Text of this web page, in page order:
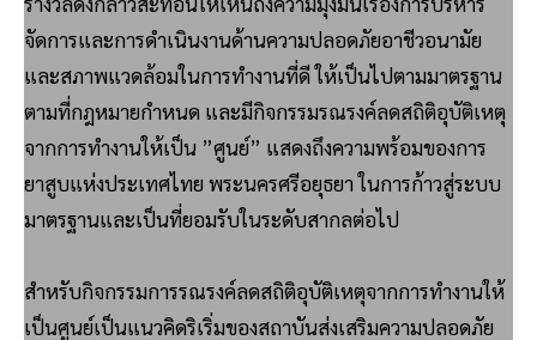
จัดการและการดำเนินงานด้านความปลอดภัยอาชีวอนามัย
และสภาพแวดล้อมในการทำงานที่ดี ให้เป็นไปตามมาตรฐาน
ตามที่กฎหมายกำหนด และมีกิจกรรมรณรงค์ลดสถิติอุบัติเหตุ
จากการทำงานให้เป็น ”ศูนย์” แสดงถึงความพร้อมของการ
ยาสูบแห่งประเทศไทย พระนครศรีอยุธยา ในการก้าวสู่ระบบ
มาตรฐานและเป็นที่ยอมรับในระดับสากลต่อไป
สำหรับกิจกรรมการรณรงค์ลดสถิติอุบัติเหตุจากการทำงานให้
เป็นศูนย์เป็นแนวคิดริเริ่มของสถาบันส่งเสริมความปลอดภัย